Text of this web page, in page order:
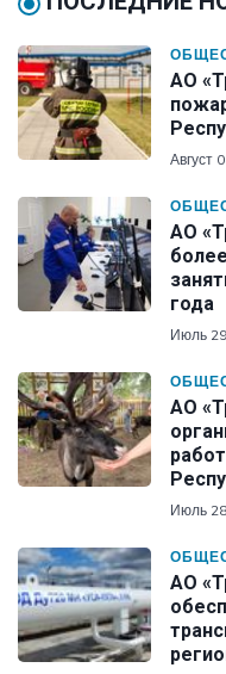
АО
Август
АО
года
Июль
АО
Июль
АО